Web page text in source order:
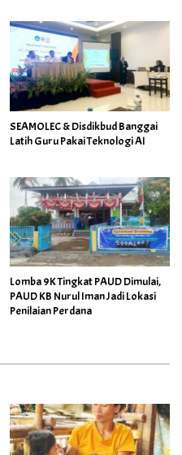
SEAMOLEC & Disdikbud Banggai
Latih Guru Pakai Teknologi AI
Lomba 9K Tingkat PAUD Dimulai,
PAUD KB Nurul Iman Jadi Lokasi
Penilaian Perdana